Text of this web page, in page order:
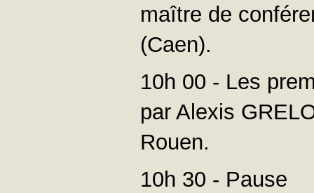
maître de
(Caen).
10h 00 - Les
par Alexis
Rouen.
10h 30 - Pause